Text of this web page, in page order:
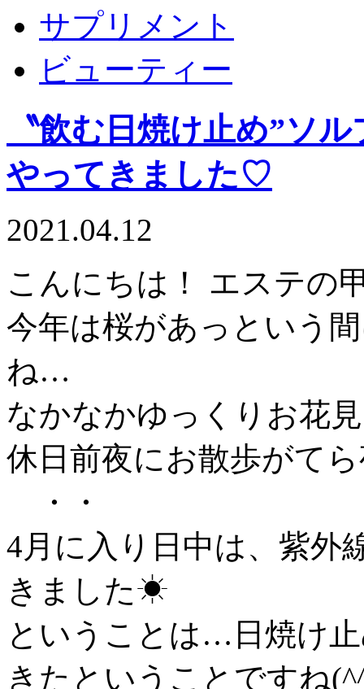
サプリメント
ビューティー
〝飲む日焼け止め”ソ
やってきました♡
2021.04.12
こんにちは！ エステの
今年は桜があっという
ね…
なかなかゆっくりお花
休日前夜にお散歩がて
・・
4月に入り日中は、紫外
きました☀
ということは…日焼け
きたということですね